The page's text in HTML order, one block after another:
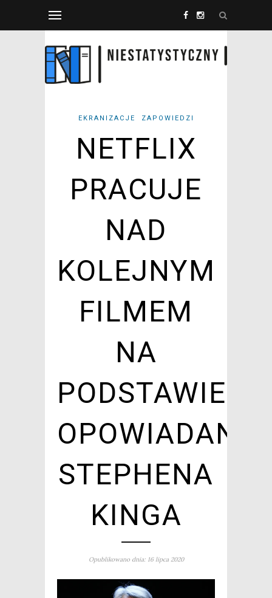
EKRANIZACJE ZAPOWIEDZI
NETFLIX
PRACUJE
NAD
KOLEJNYM
FILMEM
NA
PODSTAWIE
OPOWIADANIA
STEPHENA
KINGA
Opublikowano dnia: 16 lipca 2020